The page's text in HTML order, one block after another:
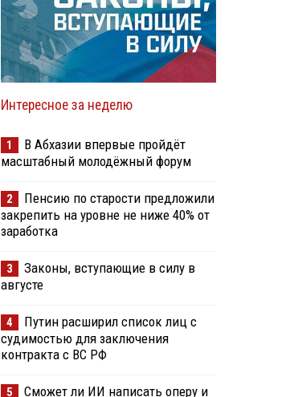
Интересное за неделю
1
В Абхазии впервые пройдёт
масштабный молодёжный форум
2
Пенсию по старости предложили
закрепить на уровне не ниже 40% от
заработка
3
Законы, вступающие в силу в
августе
4
Путин расширил список лиц с
судимостью для заключения
контракта с ВС РФ
5
Сможет ли ИИ написать оперу и